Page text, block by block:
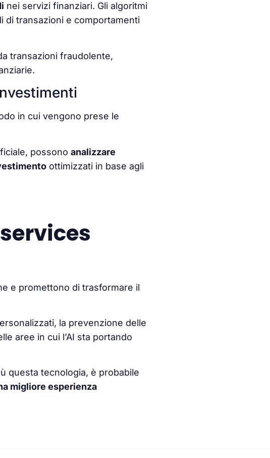
nei servizi finanziari. Gli algoritmi
di transazioni e comportamenti
transazioni fraudolente,
in cui vengono prese le
possono analizzare
ottimizzati in base agli
e promettono di trasformare il
la prevenzione delle
aree in cui l’AI sta portando
questa tecnologia, è probabile
migliore esperienza